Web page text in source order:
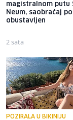
magistralnom putu
Neum, saobraćaj
obustavljen
2 sata
POZIRALA U BIKINIJU